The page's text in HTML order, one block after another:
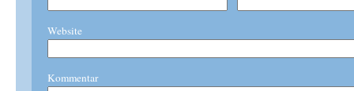
Website
Kommentar